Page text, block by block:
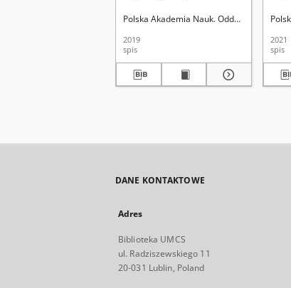
Polska Akademia Nauk. Oddział w Lublinie
2019
spis
2021
spis
DANE KONTAKTOWE
Adres
Biblioteka UMCS
ul. Radziszewskiego 11
20-031 Lublin, Poland